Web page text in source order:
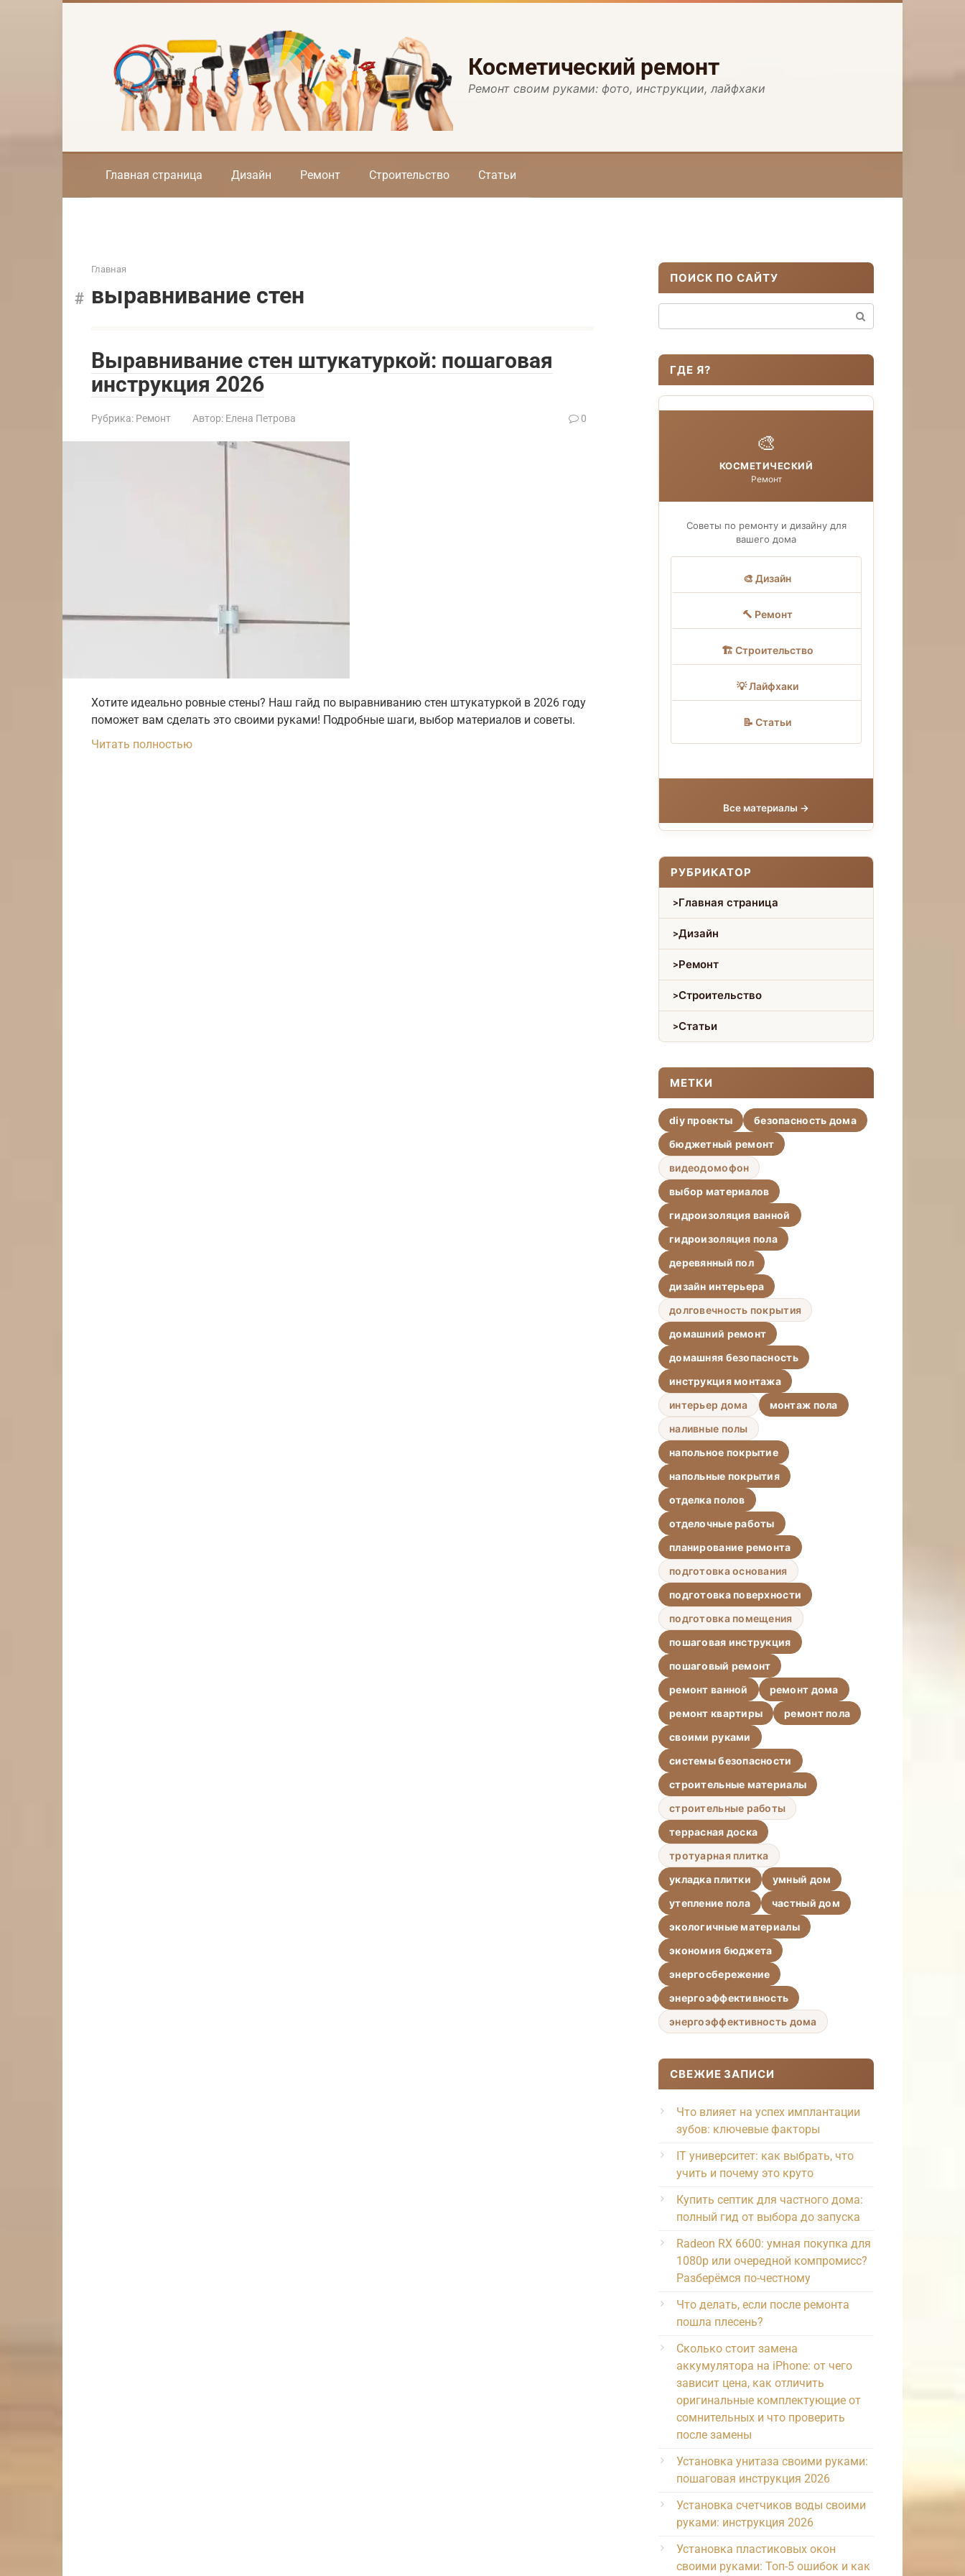
Косметический ремонт
Ремонт своим руками: фото, инструкции, лайфхаки
Главная страница Дизайн Ремонт Строительство Статьи
Главная
выравнивание стен
Выравнивание стен штукатуркой: пошаговая
инструкция 2026
Рубрика: Ремонт Автор: Елена Петрова 0
Хотите идеально ровные стены? Наш гайд по выравниванию стен штукатуркой в 2026 году
поможет вам сделать это своими руками! Подробные шаги, выбор материалов и советы.
Читать полностью
ПОИСК ПО САЙТУ
ГДЕ Я?
🎨
КОСМЕТИЧЕСКИЙ
Ремонт
Советы по ремонту и дизайну для
вашего дома
🎨 Дизайн
🔨 Ремонт
🏗 Строительство
💡 Лайфхаки
📝 Статьи
Все материалы →
РУБРИКАТОР
Главная страница
Дизайн
Ремонт
Строительство
Статьи
МЕТКИ
diy проекты
безопасность дома
бюджетный ремонт
видеодомофон
выбор материалов
гидроизоляция ванной
гидроизоляция пола
деревянный пол
дизайн интерьера
долговечность покрытия
домашний ремонт
домашняя безопасность
инструкция монтажа
интерьер дома
монтаж пола
наливные полы
напольное покрытие
напольные покрытия
отделка полов
отделочные работы
планирование ремонта
подготовка основания
подготовка поверхности
подготовка помещения
пошаговая инструкция
пошаговый ремонт
ремонт ванной
ремонт дома
ремонт квартиры
ремонт пола
своими руками
системы безопасности
строительные материалы
строительные работы
террасная доска
тротуарная плитка
укладка плитки
умный дом
утепление пола
частный дом
экологичные материалы
экономия бюджета
энергосбережение
энергоэффективность
энергоэффективность дома
СВЕЖИЕ ЗАПИСИ
Что влияет на успех имплантации
зубов: ключевые факторы
IT университет: как выбрать, что
учить и почему это круто
Купить септик для частного дома:
полный гид от выбора до запуска
Radeon RX 6600: умная покупка для
1080p или очередной компромисс?
Разберёмся по-честному
Что делать, если после ремонта
пошла плесень?
Сколько стоит замена
аккумулятора на iPhone: от чего
зависит цена, как отличить
оригинальные комплектующие от
сомнительных и что проверить
после замены
Установка унитаза своими руками:
пошаговая инструкция 2026
Установка счетчиков воды своими
руками: инструкция 2026
Установка пластиковых окон
своими руками: Топ-5 ошибок и как